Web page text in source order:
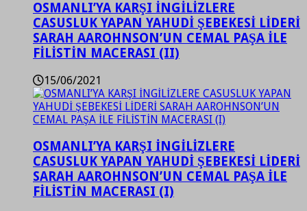
OSMANLI’YA KARŞI İNGİLİZLERE
CASUSLUK YAPAN YAHUDİ ŞEBEKESİ LİDERİ
SARAH AAROHNSON’UN CEMAL PAŞA İLE
FİLİSTİN MACERASI (II)
15/06/2021
OSMANLI’YA KARŞI İNGİLİZLERE
CASUSLUK YAPAN YAHUDİ ŞEBEKESİ LİDERİ
SARAH AAROHNSON’UN CEMAL PAŞA İLE
FİLİSTİN MACERASI (I)